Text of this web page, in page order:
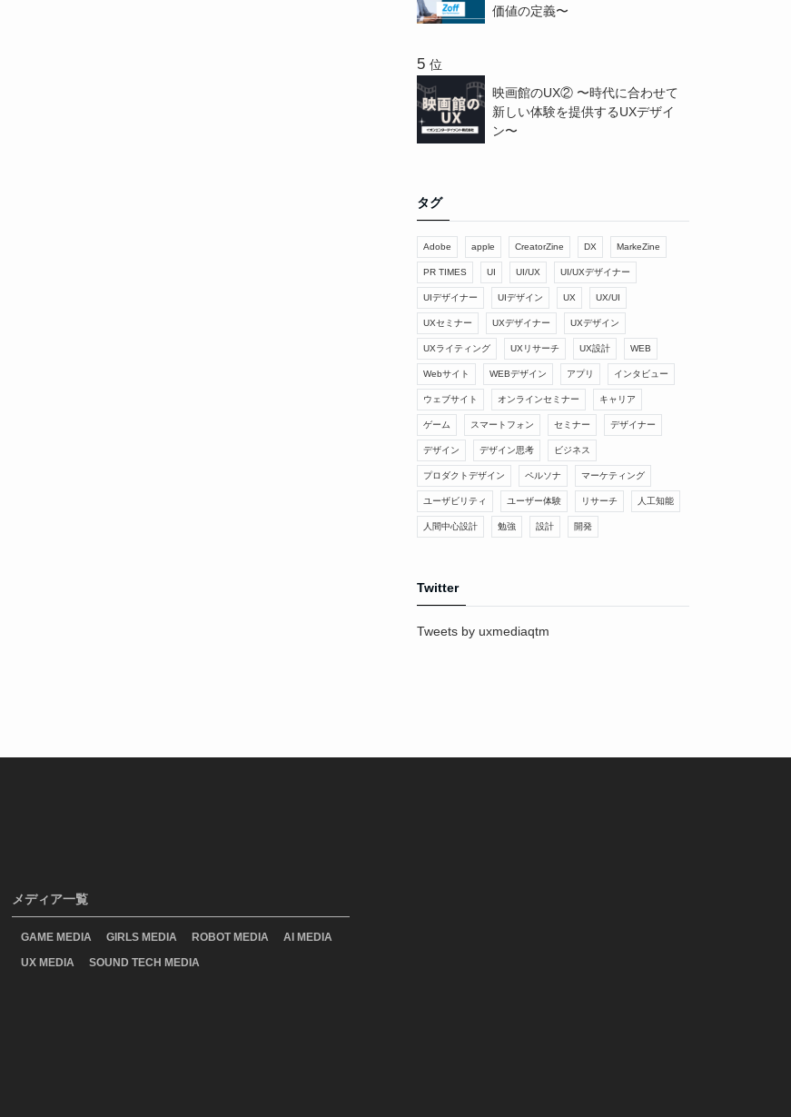
価値の定義〜
位
映画館のUX② 〜時代に合わせて
新しい体験を提供するUXデザイ
ン〜
タグ
Adobe apple CreatorZine DX MarkeZine
PR TIMES UI UI/UX UI/UXデザイナー
UIデザイナー UIデザイン UX UX/UI
UXセミナー UXデザイナー UXデザイン
UXライティング UXリサーチ UX設計 WEB
Webサイト WEBデザイン アプリ インタビュー
ウェブサイト オンラインセミナー キャリア
ゲーム スマートフォン セミナー デザイナー
デザイン デザイン思考 ビジネス
プロダクトデザイン ペルソナ マーケティング
ユーザビリティ ユーザー体験 リサーチ 人工知能
人間中心設計 勉強 設計 開発
Twitter
Tweets by uxmediaqtm
メディア一覧
GAME MEDIA GIRLS MEDIA ROBOT MEDIA
AI MEDIA
UX MEDIA
SOUND TECH MEDIA